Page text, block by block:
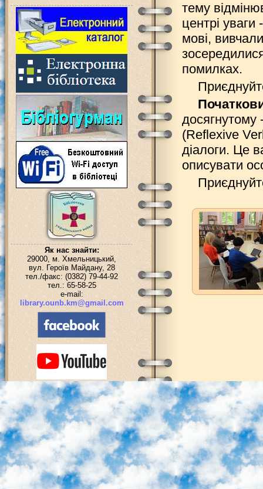
Як нас знайти:
29000, м. Хмельницький,
вул. Героїв Майдану, 28
тел./факс: (0382) 79-44-92
тел.: 65-58-25
e-mail:
library.ounb.km@gmail.com
тему
центрі уваги
мові,
помилках.
досягнутому
(Reflexive
діалоги. Це
описувати